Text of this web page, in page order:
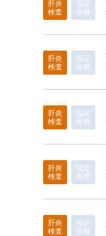
肝炎
検査
指定
医療
肝炎
検査
指定
医療
肝炎
検査
指定
医療
肝炎
検査
指定
医療
肝炎
検査
指定
医療